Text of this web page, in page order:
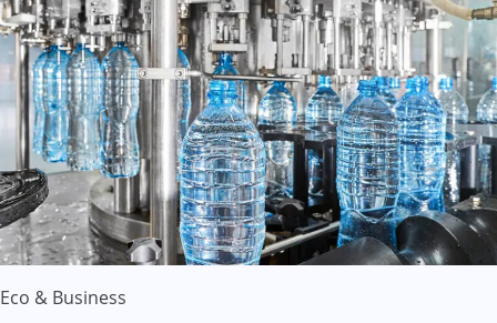
Eco & Business